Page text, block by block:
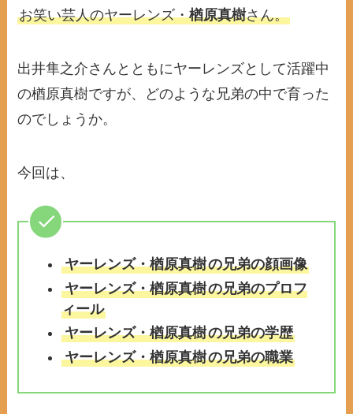
お笑い芸人のヤーレンズ・楢原真樹さん。
出井隼之介さんとともにヤーレンズとして活躍中
の楢原真樹ですが、どのような兄弟の中で育った
のでしょうか。
今回は、
ヤーレンズ・楢原真樹の兄弟の顔画像
ヤーレンズ・楢原真樹の兄弟のプロフ
ィール
ヤーレンズ・楢原真樹の兄弟の学歴
ヤーレンズ・楢原真樹の兄弟の職業